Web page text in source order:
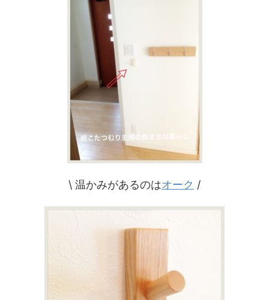
\ 温かみがあるのはオーク /